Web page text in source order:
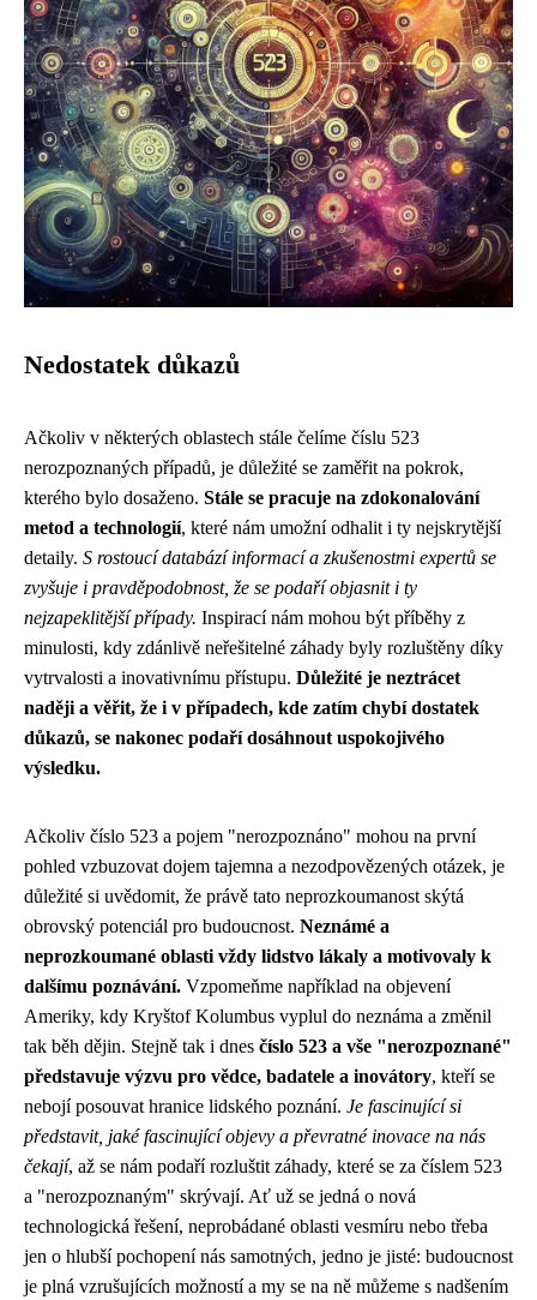
Nedostatek důkazů
Ačkoliv v některých oblastech stále čelíme číslu 523
nerozpoznaných případů, je důležité se zaměřit na pokrok,
kterého bylo dosaženo. Stále se pracuje na zdokonalování
metod a technologií, které nám umožní odhalit i ty nejskrytější
detaily. S rostoucí databází informací a zkušenostmi expertů se
zvyšuje i pravděpodobnost, že se podaří objasnit i ty
nejzapeklitější případy. Inspirací nám mohou být příběhy z
minulosti, kdy zdánlivě neřešitelné záhady byly rozluštěny díky
vytrvalosti a inovativnímu přístupu. Důležité je neztrácet
naději a věřit, že i v případech, kde zatím chybí dostatek
důkazů, se nakonec podaří dosáhnout uspokojivého
výsledku.
Ačkoliv číslo 523 a pojem "nerozpoznáno" mohou na první
pohled vzbuzovat dojem tajemna a nezodpovězených otázek, je
důležité si uvědomit, že právě tato neprozkoumanost skýtá
obrovský potenciál pro budoucnost. Neznámé a
neprozkoumané oblasti vždy lidstvo lákaly a motivovaly k
dalšímu poznávání. Vzpomeňme například na objevení
Ameriky, kdy Kryštof Kolumbus vyplul do neznáma a změnil
tak běh dějin. Stejně tak i dnes číslo 523 a vše "nerozpoznané"
představuje výzvu pro vědce, badatele a inovátory, kteří se
nebojí posouvat hranice lidského poznání. Je fascinující si
představit, jaké fascinující objevy a převratné inovace na nás
čekají, až se nám podaří rozluštit záhady, které se za číslem 523
a "nerozpoznaným" skrývají. Ať už se jedná o nová
technologická řešení, neprobádané oblasti vesmíru nebo třeba
jen o hlubší pochopení nás samotných, jedno je jisté: budoucnost
je plná vzrušujících možností a my se na ně můžeme s nadšením